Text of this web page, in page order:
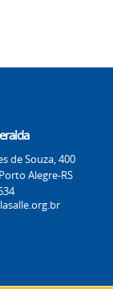
de Souza, 400
Alegre-RS